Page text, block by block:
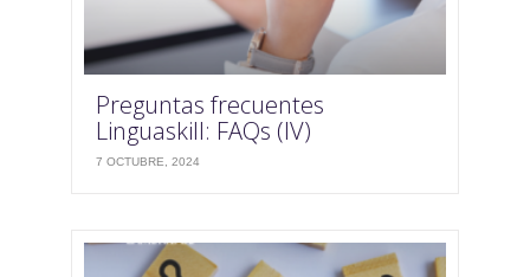
Preguntas frecuentes
Linguaskill: FAQs (IV)
7 OCTUBRE, 2024